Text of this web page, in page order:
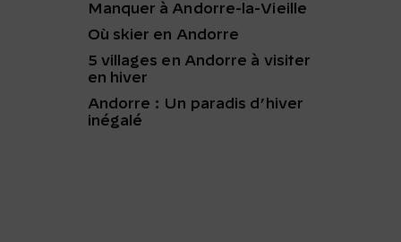
Manquer à Andorre-la-Vieille
Où skier en Andorre
5 villages en Andorre à visiter
en hiver
Andorre : Un paradis d’hiver
inégalé